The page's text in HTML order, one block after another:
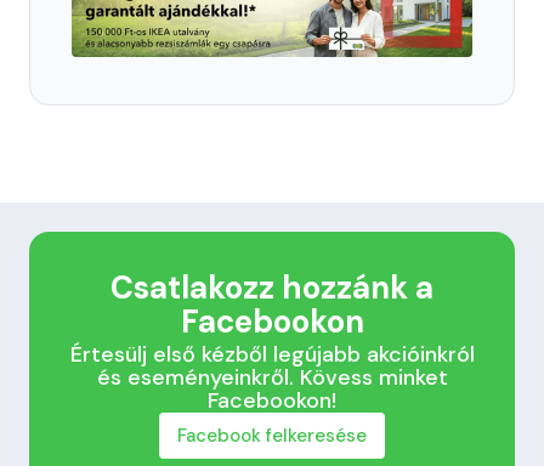
Csatlakozz hozzánk a
Facebookon
Értesülj első kézből legújabb akcióinkról
és eseményeinkről. Kövess minket
Facebookon!
Facebook felkeresése